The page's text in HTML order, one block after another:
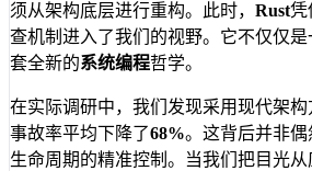
须从架构底层进行重构。此时， Rust凭
查机制进入了我们的视野。它不仅仅
套全新的系统编程哲学。
在实际调研中，我们发现采用现代架
事故率平均下降了68%。这背后并非
生命周期的精准控制。当我们把目光